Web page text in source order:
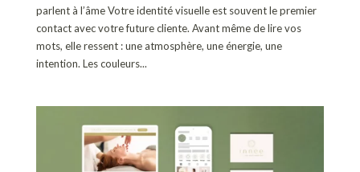
parlent à l’âme Votre identité visuelle est souvent le premier
contact avec votre future cliente. Avant même de lire vos
mots, elle ressent : une atmosphère, une énergie, une
intention. Les couleurs...